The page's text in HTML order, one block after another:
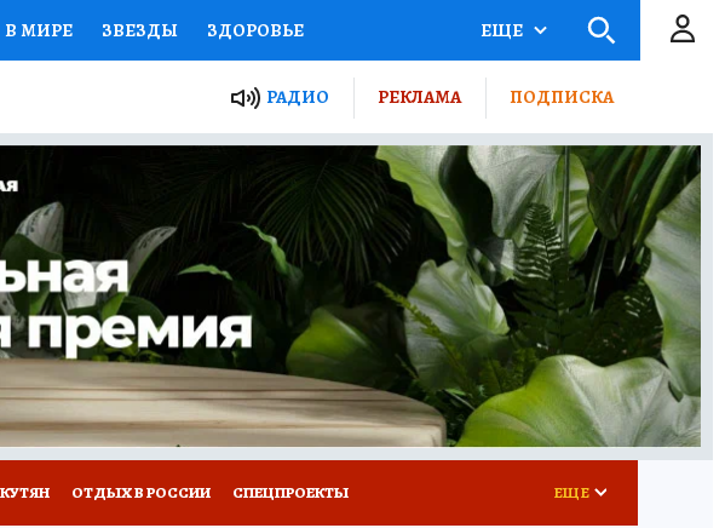
В МИРЕ ЗВЕЗДЫ ЗДОРОВЬЕ
ПРОЕКТЫ РОССИИ
ЖЕНСКИЕ СЕКРЕТЫ ПУТЕВОДИТЕЛЬ
ДЕФИЦИТ ЖЕЛЕЗА ТУРИЗМ
РАБОТА У НАС ГИД ПОТРЕБИТЕЛЯ ВСЕ О КП
ЕЩЕ
РАДИО РЕКЛАМА ПОДПИСКА
ОТДЫХ В РОССИИ СПЕЦПРОЕКТЫ ЕЩЕ